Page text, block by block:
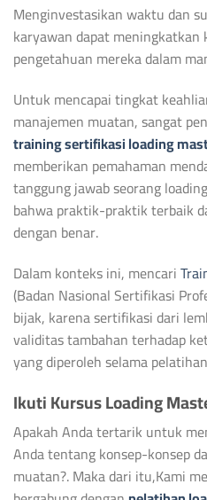
Menginvestasikan waktu dan
karyawan dapat meningkatkan
pengetahuan mereka dalam
Untuk mencapai tingkat
manajemen muatan, sangat
training sertifikasi loading
memberikan pemahaman
tanggung jawab seorang
bahwa praktik-praktik terbaik
dengan benar.
Dalam konteks ini, mencari
(Badan Nasional Sertifikasi
bijak, karena sertifikasi dari
validitas tambahan terhadap
yang diperoleh selama
Ikuti Kursus Loading
Apakah Anda tertarik untuk
Anda tentang konsep-konsep
muatan?. Maka dari itu,Kami